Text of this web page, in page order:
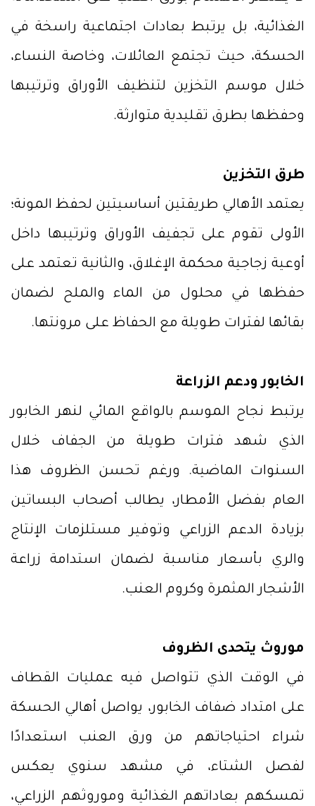
الغذائية، بل يرتبط بعادات اجتماعية راسخة في
الحسكة، حيث تجتمع العائلات، وخاصة النساء،
خلال موسم التخزين لتنظيف الأوراق وترتيبها
وحفظها بطرق تقليدية متوارثة.
طرق التخزين
يعتمد الأهالي طريقتين أساسيتين لحفظ المونة؛
الأولى تقوم على تجفيف الأوراق وترتيبها داخل
أوعية زجاجية محكمة الإغلاق، والثانية تعتمد على
حفظها في محلول من الماء والملح لضمان
بقائها لفترات طويلة مع الحفاظ على مرونتها.
الخابور ودعم الزراعة
يرتبط نجاح الموسم بالواقع المائي لنهر الخابور
الذي شهد فترات طويلة من الجفاف خلال
السنوات الماضية. ورغم تحسن الظروف هذا
العام بفضل الأمطار، يطالب أصحاب البساتين
بزيادة الدعم الزراعي وتوفير مستلزمات الإنتاج
والري بأسعار مناسبة لضمان استدامة زراعة
الأشجار المثمرة وكروم العنب.
موروث يتحدى الظروف
في الوقت الذي تتواصل فيه عمليات القطاف
على امتداد ضفاف الخابور، يواصل أهالي الحسكة
شراء احتياجاتهم من ورق العنب استعدادًا
لفصل الشتاء، في مشهد سنوي يعكس
تمسكهم بعاداتهم الغذائية وموروثهم الزراعي،